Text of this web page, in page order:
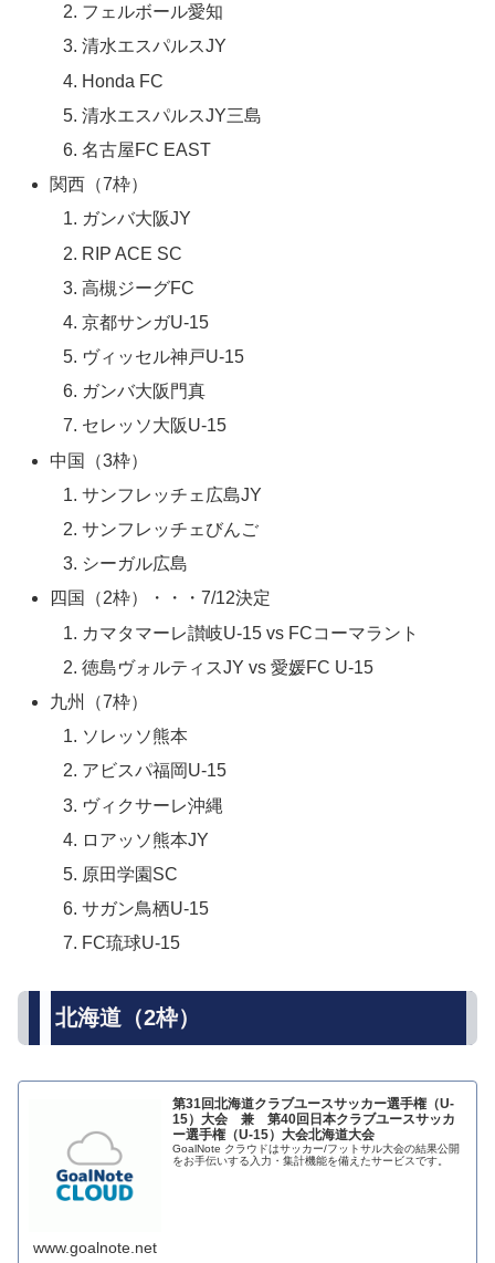
フェルボール愛知
清水エスパルスJY
Honda FC
清水エスパルスJY三島
名古屋FC EAST
関西（7枠）
ガンバ大阪JY
RIP ACE SC
高槻ジーグFC
京都サンガU-15
ヴィッセル神戸U-15
ガンバ大阪門真
セレッソ大阪U-15
中国（3枠）
サンフレッチェ広島JY
サンフレッチェびんご
シーガル広島
四国（2枠）・・・7/12決定
カマタマーレ讃岐U-15 vs FCコーマラント
徳島ヴォルティスJY vs 愛媛FC U-15
九州（7枠）
ソレッソ熊本
アビスパ福岡U-15
ヴィクサーレ沖縄
ロアッソ熊本JY
原田学園SC
サガン鳥栖U-15
FC琉球U-15
北海道（2枠）
第31回北海道クラブユースサッカー選手権（U-
15）大会 兼 第40回日本クラブユースサッカ
ー選手権（U-15）大会北海道大会
GoalNote クラウドはサッカー/フットサル大会の結果公開
をお手伝いする入力・集計機能を備えたサービスです。
www.goalnote.net